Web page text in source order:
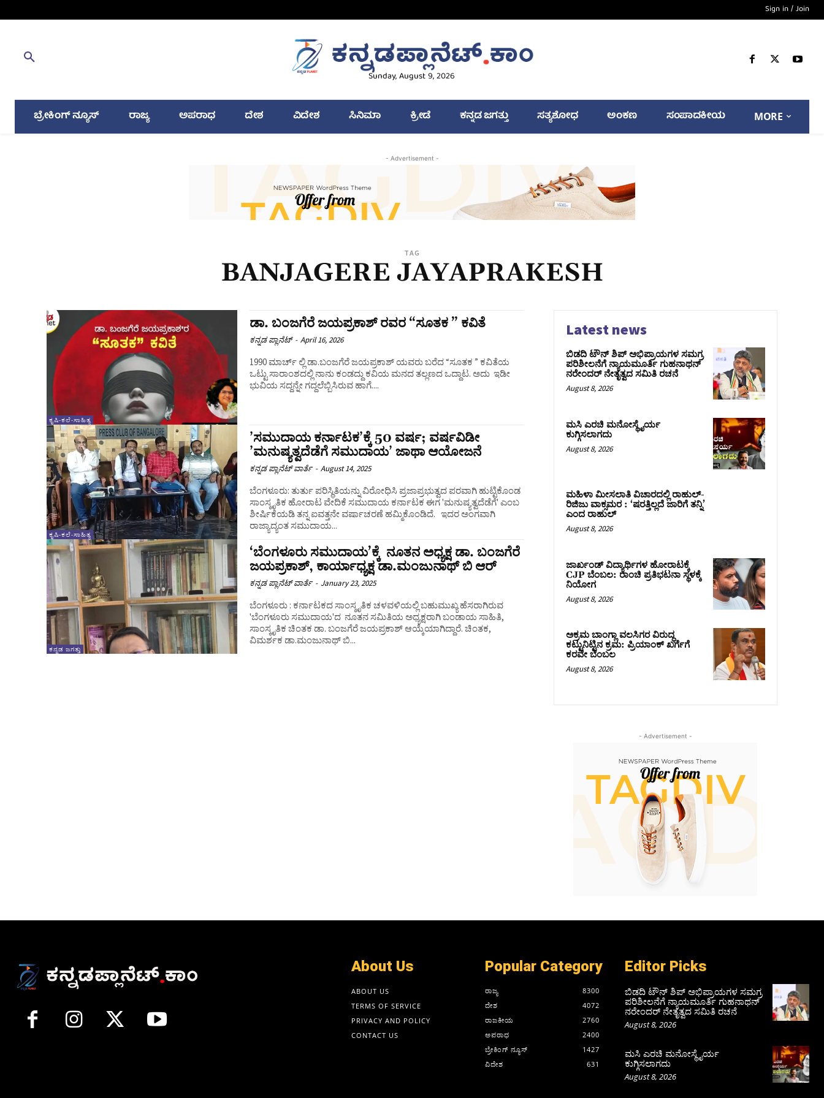
Sign in / Join
Sunday, August 9, 2026
ಬ್ರೇಕಿಂಗ್ ನ್ಯೂಸ್ ರಾಜ್ಯ ಅಪರಾಧ ದೇಶ ವಿದೇಶ ಸಿನಿಮಾ ಕ್ರೀಡೆ ಕನ್ನಡ ಜಗತ್ತು ಸತ್ಯಶೋಧ ಅಂಕಣ ಸಂಪಾದಕೀಯ MORE
- Advertisement -
TAG
BANJAGERE JAYAPRAKESH
ಕೃಷಿ-ಕಲೆ-ಸಾಹಿತ್ಯ
ಡಾ. ಬಂಜಗೆರೆ ಜಯಪ್ರಕಾಶ್ ರವರ “ಸೂತಕ ” ಕವಿತೆ
ಕನ್ನಡ ಪ್ಲಾನೆಟ್ - April 16, 2026
1990 ಮಾರ್ಚ್ ಲ್ಲಿ ಡಾ.ಬಂಜಗೆರೆ ಜಯಪ್ರಕಾಶ್ ಯವರು ಬರೆದ “ಸೂತಕ ” ಕವಿತೆಯ
ಒಟ್ಟು ಸಾರಾಂಶದಲ್ಲಿ ನಾನು ಕಂಡದ್ದು ಕವಿಯ ಮನದ ತಲ್ಲಣದ ಒದ್ದಾಟ. ಅದು ಇಡೀ
ಭುವಿಯ ಸದ್ದನ್ನೇ ಗದ್ದಲೆಬ್ಬಿಸಿರುವ ಹಾಗೆ....
ಕೃಷಿ-ಕಲೆ-ಸಾಹಿತ್ಯ
ʼಸಮುದಾಯ ಕರ್ನಾಟಕʼಕ್ಕೆ 50 ವರ್ಷ; ವರ್ಷವಿಡೀ
ʼಮನುಷ್ಯತ್ವದೆಡೆಗೆ ಸಮುದಾಯʼ ಜಾಥಾ ಆಯೋಜನೆ
ಕನ್ನಡ ಪ್ಲಾನೆಟ್ ವಾರ್ತೆ - August 14, 2025
ಬೆಂಗಳೂರು: ತುರ್ತು ಪರಿಸ್ಥಿತಿಯನ್ನು ವಿರೋಧಿಸಿ ಪ್ರಜಾಪ್ರಭುತ್ವದ ಪರವಾಗಿ ಹುಟ್ಟಿಕೊಂಡ
ಸಾಂಸ್ಕೃತಿಕ ಹೋರಾಟ ವೇದಿಕೆ ಸಮುದಾಯ ಕರ್ನಾಟಕ ಈಗ 'ಮನುಷ್ಯತ್ವದೆಡೆಗೆ' ಎಂಬ
ಶೀರ್ಷಿಕೆಯಡಿ ತನ್ನ ಐವತ್ತನೇ ವರ್ಷಾಚರಣೆ ಹಮ್ಮಿಕೊಂಡಿದೆ. ಇದರ ಅಂಗವಾಗಿ
ರಾಜ್ಯಾದ್ಯಂತ ಸಮುದಾಯ...
ಕನ್ನಡ ಜಗತ್ತು
‘ಬೆಂಗಳೂರು ಸಮುದಾಯ’ಕ್ಕೆ ನೂತನ ಅಧ್ಯಕ್ಷ ಡಾ. ಬಂಜಗೆರೆ
ಜಯಪ್ರಕಾಶ್, ಕಾರ್ಯಾಧ್ಯಕ್ಷ ಡಾ.ಮಂಜುನಾಥ್ ಬಿ ಆರ್
ಕನ್ನಡ ಪ್ಲಾನೆಟ್ ವಾರ್ತೆ - January 23, 2025
ಬೆಂಗಳೂರು : ಕರ್ನಾಟಕದ ಸಾಂಸ್ಕೃತಿಕ ಚಳವಳಿಯಲ್ಲಿ ಬಹುಮುಖ್ಯ ಹೆಸರಾಗಿರುವ
'ಬೆಂಗಳೂರು ಸಮುದಾಯ'ದ ನೂತನ ಸಮಿತಿಯ ಅಧ್ಯಕ್ಷರಾಗಿ ಬಂಡಾಯ ಸಾಹಿತಿ,
ಸಾಂಸ್ಕೃತಿಕ ಚಿಂತಕ ಡಾ. ಬಂಜಗೆರೆ ಜಯಪ್ರಕಾಶ್ ಆಯ್ಕೆಯಾಗಿದ್ದಾರೆ. ಚಿಂತಕ,
ವಿಮರ್ಶಕ ಡಾ.ಮಂಜುನಾಥ್ ಬಿ...
Latest news
ಬಿಡದಿ ಟೌನ್ ಶಿಪ್ ಅಭಿಪ್ರಾಯಗಳ ಸಮಗ್ರ
ಪರಿಶೀಲನೆಗೆ ನ್ಯಾಯಮೂರ್ತಿ ಗುಹನಾಥನ್
ನರೇಂದರ್ ನೇತೃತ್ವದ ಸಮಿತಿ ರಚನೆ
August 8, 2026
ಮಸಿ ಎರಚಿ ಮನೋಸ್ಥೈರ್ಯ
ಕುಗ್ಗಿಸಲಾಗದು
August 8, 2026
ಮಹಿಳಾ ಮೀಸಲಾತಿ ವಿಚಾರದಲ್ಲಿ ರಾಹುಲ್‌-
ರಿಜಿಜು ವಾಕ್ಸಮರ : ‘ಷರತ್ತಿಲ್ಲದೆ ಜಾರಿಗೆ ತನ್ನಿ’
ಎಂದ ರಾಹುಲ್‌
August 8, 2026
ಜಾರ್ಖಂಡ್‌ ವಿದ್ಯಾರ್ಥಿಗಳ ಹೋರಾಟಕ್ಕೆ
CJP ಬೆಂಬಲ: ರಾಂಚಿ ಪ್ರತಿಭಟನಾ ಸ್ಥಳಕ್ಕೆ
ನಿಯೋಗ
August 8, 2026
ಅಕ್ರಮ ಬಾಂಗ್ಲಾ ವಲಸಿಗರ ವಿರುದ್ಧ
ಕಟ್ಟುನಿಟ್ಟಿನ ಕ್ರಮ: ಪ್ರಿಯಾಂಕ್ ಖರ್ಗೆಗೆ
ಕರವೇ ಬೆಂಬಲ
August 8, 2026
- Advertisement -
About Us
ABOUT US
TERMS OF SERVICE
PRIVACY AND POLICY
CONTACT US
Popular Category
ರಾಜ್ಯ
8300
ದೇಶ
4072
ರಾಜಕೀಯ
2760
ಅಪರಾಧ
2400
ಬ್ರೇಕಿಂಗ್ ನ್ಯೂಸ್
1427
ವಿದೇಶ
631
Editor Picks
ಬಿಡದಿ ಟೌನ್ ಶಿಪ್ ಅಭಿಪ್ರಾಯಗಳ ಸಮಗ್ರ
ಪರಿಶೀಲನೆಗೆ ನ್ಯಾಯಮೂರ್ತಿ ಗುಹನಾಥನ್
ನರೇಂದರ್ ನೇತೃತ್ವದ ಸಮಿತಿ ರಚನೆ
August 8, 2026
ಮಸಿ ಎರಚಿ ಮನೋಸ್ಥೈರ್ಯ
ಕುಗ್ಗಿಸಲಾಗದು
August 8, 2026